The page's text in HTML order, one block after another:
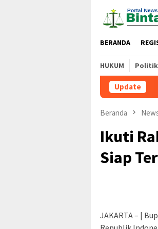
konten
BERANDA
HUKUM Politik
Update
Beranda
Ikuti
Siap
JAKARTA – |